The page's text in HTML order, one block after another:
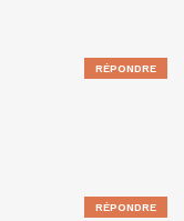
RÉPONDRE
RÉPONDRE